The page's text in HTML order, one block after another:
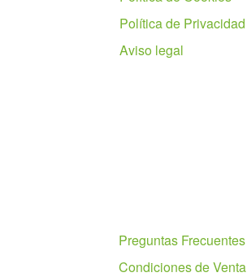
Política de Privacidad
Aviso legal
Preguntas Frecuentes
Condiciones de Venta